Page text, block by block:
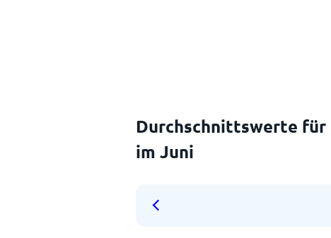
Durchschnittswerte
im Juni